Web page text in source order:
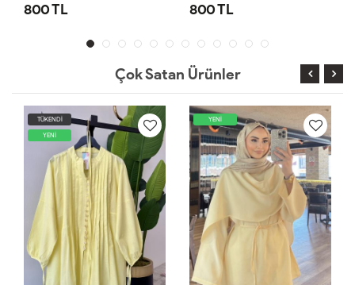
800 TL 750 TL
Çok Satan Ürünler
YENİ YENİ